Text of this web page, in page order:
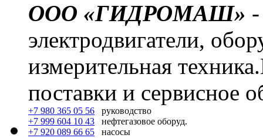
ООО «ГИДРОМАШ»
электродвигатели,
измерительная
поставки и сервисное
+7 980 365 05 56 руководство
+7 999 604 10 43 нефтегазовое оборуд.
+7 920 089 66 65 насосы